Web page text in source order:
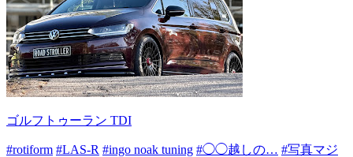
ゴルフトゥーラン TDI
#rotiform #LAS-R #ingo noak tuning #◯◯越しの… #写真マジ